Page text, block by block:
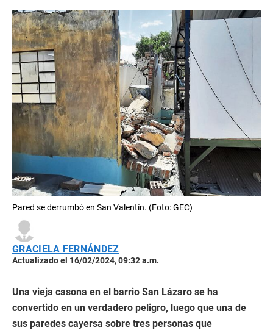
Pared se derrumbó en San Valentín. (Foto: GEC)
GRACIELA FERNÁNDEZ
Actualizado el 16/02/2024, 09:32 a.m.
Una vieja casona en el barrio San Lázaro se ha
convertido en un verdadero peligro, luego que una de
sus paredes cayersa sobre tres personas que